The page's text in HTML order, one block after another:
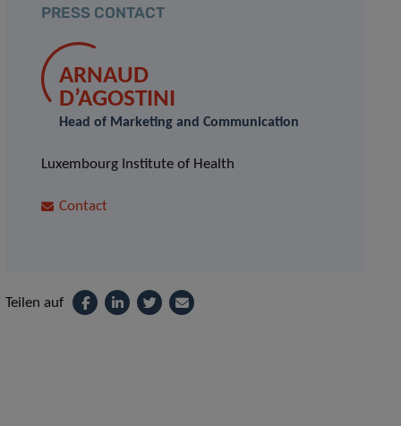
PRESS CONTACT
ARNAUD
D’AGOSTINI
Head of Marketing and Communication
Luxembourg Institute of Health
Contact
Teilen auf